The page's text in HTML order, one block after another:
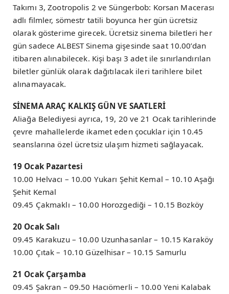
Takımı 3, Zootropolis 2 ve Süngerbob: Korsan Macerası
adlı filmler, sömestr tatili boyunca her gün ücretsiz
olarak gösterime girecek. Ücretsiz sinema biletleri her
gün sadece ALBEST Sinema gişesinde saat 10.00’dan
itibaren alınabilecek. Kişi başı 3 adet ile sınırlandırılan
biletler günlük olarak dağıtılacak ileri tarihlere bilet
alınamayacak.
SİNEMA ARAÇ KALKIŞ GÜN VE SAATLERİ
Aliağa Belediyesi ayrıca, 19, 20 ve 21 Ocak tarihlerinde
çevre mahallelerde ikamet eden çocuklar için 10.45
seanslarına özel ücretsiz ulaşım hizmeti sağlayacak.
19 Ocak Pazartesi
10.00 Helvacı – 10.00 Yukarı Şehit Kemal – 10.10 Aşağı
Şehit Kemal
09.45 Çakmaklı – 10.00 Horozgediği – 10.15 Bozköy
20 Ocak Salı
09.45 Karakuzu – 10.00 Uzunhasanlar – 10.15 Karaköy
10.00 Çıtak – 10.10 Güzelhisar – 10.15 Samurlu
21 Ocak Çarşamba
09.45 Şakran – 09.50 Hacıömerli – 10.00 Yeni Kalabak